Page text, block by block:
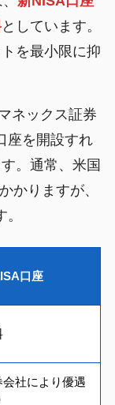
としています。
を最小限に抑
ネックス証券
座を開設すれ
。通常、米国
かりますが、
口座
会社により優遇